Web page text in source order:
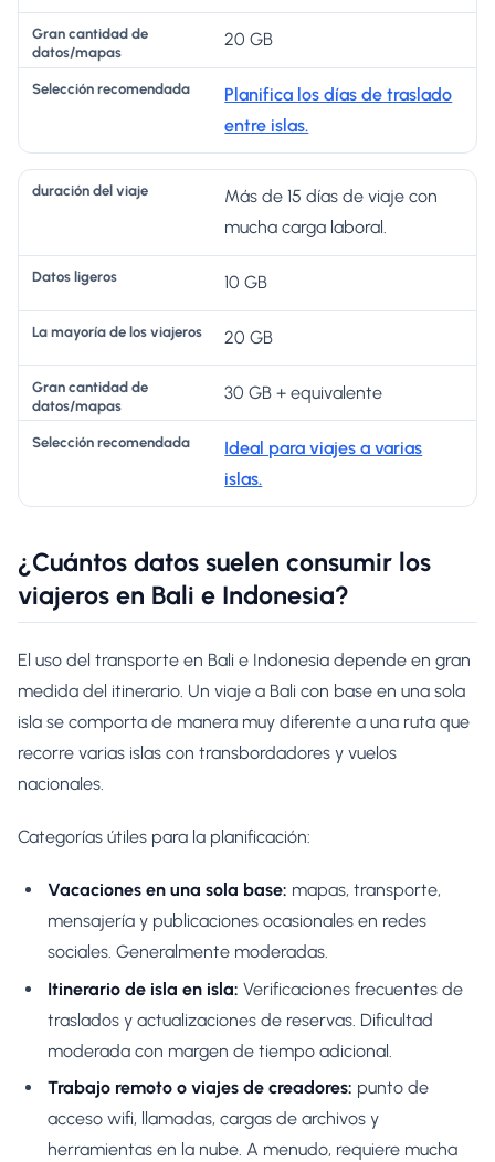
20 GB
Planifica los días de traslado
entre islas.
Más de 15 días de viaje con
mucha carga laboral.
10 GB
20 GB
30 GB + equivalente
Ideal para viajes a varias
islas.
¿Cuántos datos suelen consumir los
viajeros en Bali e Indonesia?
El uso del transporte en Bali e Indonesia depende en gran
medida del itinerario. Un viaje a Bali con base en una sola
isla se comporta de manera muy diferente a una ruta que
recorre varias islas con transbordadores y vuelos
nacionales.
Categorías útiles para la planificación:
Vacaciones en una sola base: mapas, transporte,
mensajería y publicaciones ocasionales en redes
sociales. Generalmente moderadas.
Itinerario de isla en isla: Verificaciones frecuentes de
traslados y actualizaciones de reservas. Dificultad
moderada con margen de tiempo adicional.
Trabajo remoto o viajes de creadores: punto de
acceso wifi, llamadas, cargas de archivos y
herramientas en la nube. A menudo, requiere mucha